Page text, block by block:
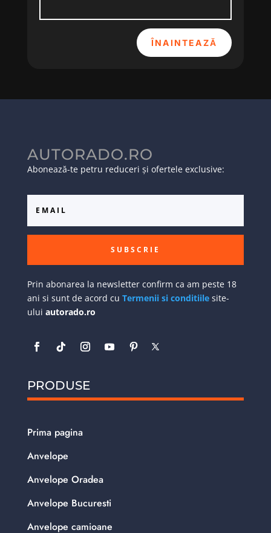
ÎNAINTEAZĂ
AUTORADO.RO
Abonează-te petru reduceri și ofertele exclusive:
SUBSCRIE
Prin abonarea la newsletter confirm ca am peste 18
ani si sunt de acord cu Termenii si conditiilesite-
ului autorado.ro
PRODUSE
Prima pagina
Anvelope
Anvelope Oradea
Anvelope Bucuresti
Anvelope camioane